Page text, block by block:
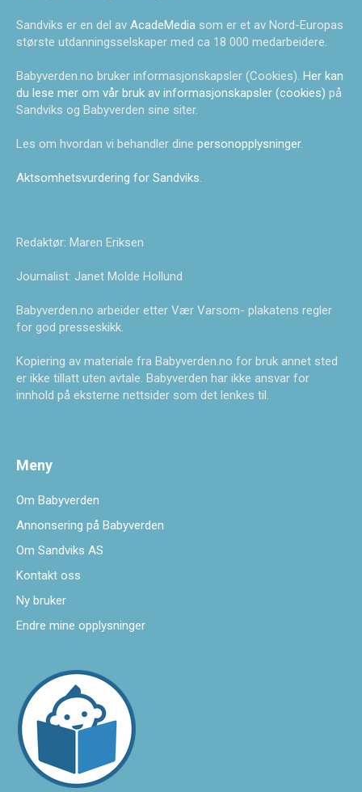
Sandviks er en del av AcadeMedia som er et av Nord-Europas
største utdanningsselskaper med ca 18 000 medarbeidere.
Babyverden.no bruker informasjonskapsler (Cookies). Her kan
du lese mer om vår bruk av informasjonskapsler (cookies) på
Sandviks og Babyverden sine siter.
Les om hvordan vi behandler dine personopplysninger.
Aktsomhetsvurdering for Sandviks.
Redaktør: Maren Eriksen
Journalist: Janet Molde Hollund
Babyverden.no arbeider etter Vær Varsom- plakatens regler
for god presseskikk.
Kopiering av materiale fra Babyverden.no for bruk annet sted
er ikke tillatt uten avtale. Babyverden har ikke ansvar for
innhold på eksterne nettsider som det lenkes til.
Meny
Om Babyverden
Annonsering på Babyverden
Om Sandviks AS
Kontakt oss
Ny bruker
Endre mine opplysninger